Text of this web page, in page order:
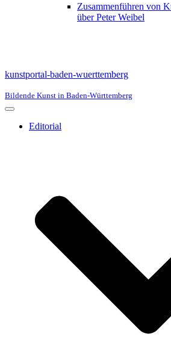
Zusammenführen von
über Peter Weibel
Uli Rothfuss
Harald Schwiers
kunstportal-baden-wuerttemberg
Bildende Kunst in Baden-Württemberg
Navigationsmenü
Editorial